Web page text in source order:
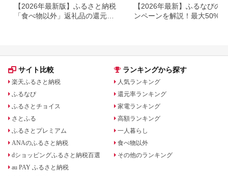
【2026年最新版】ふるさと納税
「食べ物以外」返礼品の還元率
【2026年最新】ふるなびの
ンペーンを解説！最大50%還
サイト比較
楽天ふるさと納税
ふるなび
ふるさとチョイス
さとふる
ふるさとプレミアム
ANAのふるさと納税
dショッピングふるさと納税百選
au PAY ふるさと納税
ランキングから探す
人気ランキング
還元率ランキング
家電ランキング
高額ランキング
一人暮らし
食べ物以外
その他のランキング